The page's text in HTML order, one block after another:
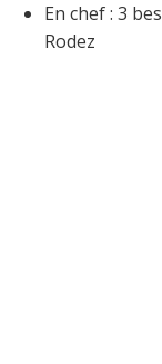
En chef : 3
Rodez